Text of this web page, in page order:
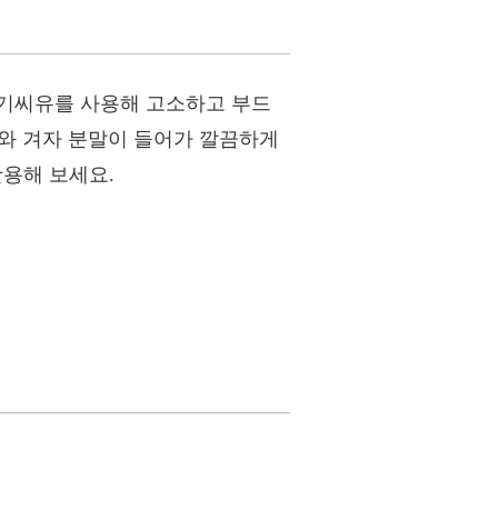
씨유를 사용해 고소하고 부드
겨자 분말이 들어가 깔끔하게
해 보세요.